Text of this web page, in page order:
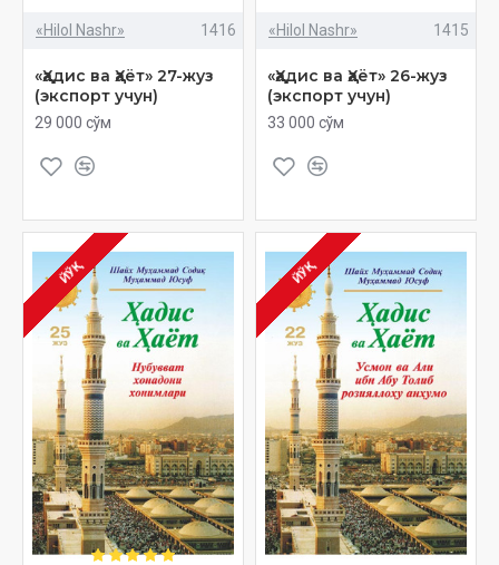
«Hilol Nashr» 1416
«Ҳадис ва Ҳаёт» 27-жуз
(экспорт учун)
29 000 сўм
«Hilol Nashr» 1415
«Ҳадис ва Ҳаёт» 26-жуз
(экспорт учун)
33 000 сўм
ЙЎҚ ЙЎҚ